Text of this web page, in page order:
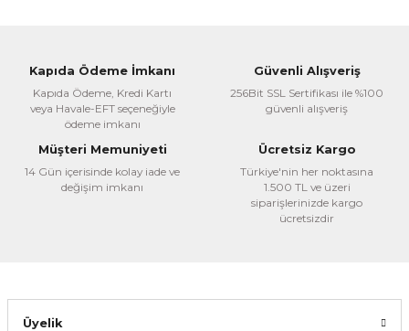
Ürün resmi kalitesiz, bozuk veya görüntülenemiyor.
Ürün açıklamasında eksik bilgiler bulunuyor.
Ürün bilgilerinde hatalar bulunuyor.
Kapıda Ödeme İmkanı
Kapıda Ödeme, Kredi Kartı
veya Havale-EFT seçeneğiyle
ödeme imkanı
Güvenli Alışveriş
256Bit SSL Sertifikası ile %100
güvenli alışveriş
Müşteri Memuniyeti
14 Gün içerisinde kolay iade ve
değişim imkanı
Ücretsiz Kargo
Türkiye'nin her noktasına
1.500 TL ve üzeri
siparişlerinizde kargo
ücretsizdir
Üyelik